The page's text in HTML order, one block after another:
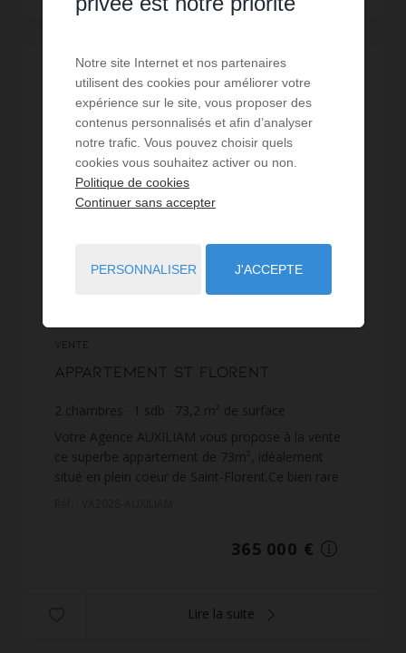
VENTE
Appartement St Florent
2 chambres 1 sdb 73,2 m² de surface
4 986,34 €
prix / m²
Votre Agence AUXILIAM vous propose à la vente
ce superbe appartement de 73m², idéalement
situé en plein coeur de Saint-Florent.Ce bien rare
365 000 €
Lire la suite
Notre site Internet et nos partenaires
utilisent des cookies pour améliorer votre
expérience sur le site, vous proposer des
contenus personnalisés et afin d’analyser
notre trafic. Vous pouvez choisir quels
cookies vous souhaitez activer ou non.
Politique de cookies
Continuer sans accepter
PERSONNALISER J'ACCEPTE